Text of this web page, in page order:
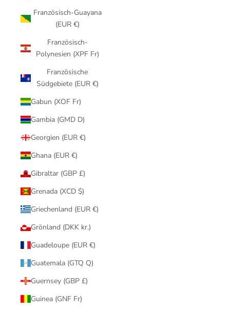
Französisch-Guayana
(EUR €)
Französisch-
Polynesien (XPF Fr)
Französische
Südgebiete (EUR €)
Gabun (XOF Fr)
Gambia (GMD D)
Georgien (EUR €)
Ghana (EUR €)
Gibraltar (GBP £)
Grenada (XCD $)
Griechenland (EUR €)
Grönland (DKK kr.)
Guadeloupe (EUR €)
Guatemala (GTQ Q)
Guernsey (GBP £)
Guinea (GNF Fr)